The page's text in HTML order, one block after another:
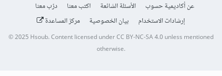
عن أكاديمية حسوب الأسئلة الشائعة اكتب معنا
درّب معنا
إرشادات الاستخدام
بيان الخصوصية مركز المساعدة
© 2025Hsoub.Content licensed underCC BY-NC-SA 4.0unless mentioned
otherwise.